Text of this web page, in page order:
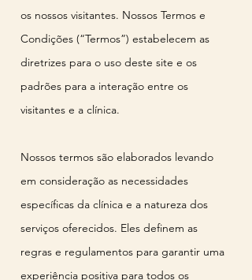
os nossos visitantes. Nossos Termos e
Condições (“Termos”) estabelecem as
diretrizes para o uso deste site e os
padrões para a interação entre os
visitantes e a clínica.
Nossos termos são elaborados levando
em consideração as necessidades
específicas da clínica e a natureza dos
serviços oferecidos. Eles definem as
regras e regulamentos para garantir uma
experiência positiva para todos os